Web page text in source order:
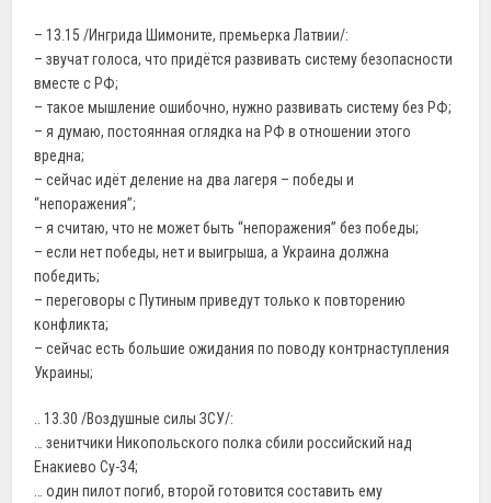
– 13.15 /Ингрида Шимоните, премьерка Латвии/:
– звучат голоса, что придётся развивать систему безопасности
вместе с РФ;
– такое мышление ошибочно, нужно развивать систему без РФ;
– я думаю, постоянная оглядка на РФ в отношении этого
вредна;
– сейчас идёт деление на два лагеря – победы и
“непоражения”;
– я считаю, что не может быть “непоражения” без победы;
– если нет победы, нет и выигрыша, а Украина должна
победить;
– переговоры с Путиным приведут только к повторению
конфликта;
– сейчас есть большие ожидания по поводу контрнаступления
Украины;
.. 13.30 /Воздушные силы ЗСУ/:
… зенитчики Никопольского полка сбили российский над
Енакиево Су-34;
… один пилот погиб, второй готовится составить ему